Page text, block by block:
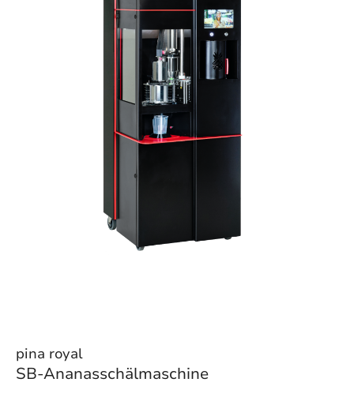
pina royal
SB-Ananasschälmaschine